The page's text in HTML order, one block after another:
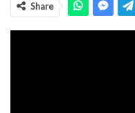
Share